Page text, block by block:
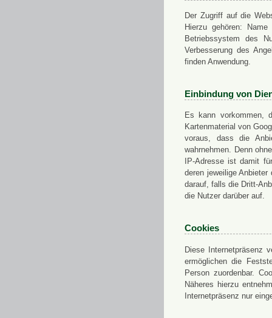
Der Zugriff auf die
Hierzu gehören:
Betriebssystem des
Verbesserung des
finden Anwendung.
Einbindung von
Es kann vorkommen,
Kartenmaterial von
voraus, dass die
wahrnehmen. Denn
IP-Adresse ist damit
deren jeweilige
darauf, falls die Dritt-
die Nutzer darüber auf.
Cookies
Diese Internetpräsenz
ermöglichen die
Person zuordenbar.
Näheres hierzu
Internetpräsenz nur